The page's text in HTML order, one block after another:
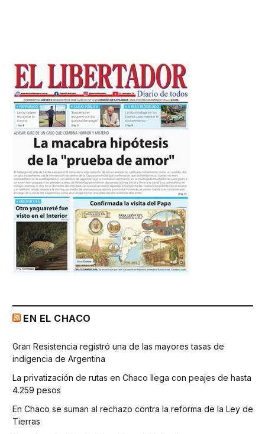
EN EL CHACO
Gran Resistencia registró una de las mayores tasas de
indigencia de Argentina
La privatización de rutas en Chaco llega con peajes de hasta
4.259 pesos
En Chaco se suman al rechazo contra la reforma de la Ley de
Tierras